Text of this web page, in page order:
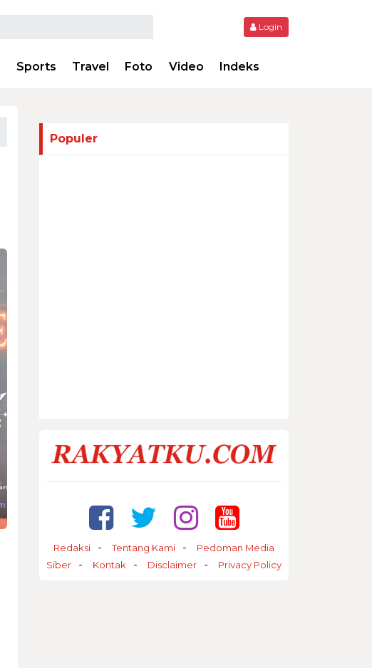
Login
Sports Travel Foto Video Indeks
Populer
Redaksi Tentang Kami
Pedoman Media
Siber
Kontak Disclaimer Privacy Policy